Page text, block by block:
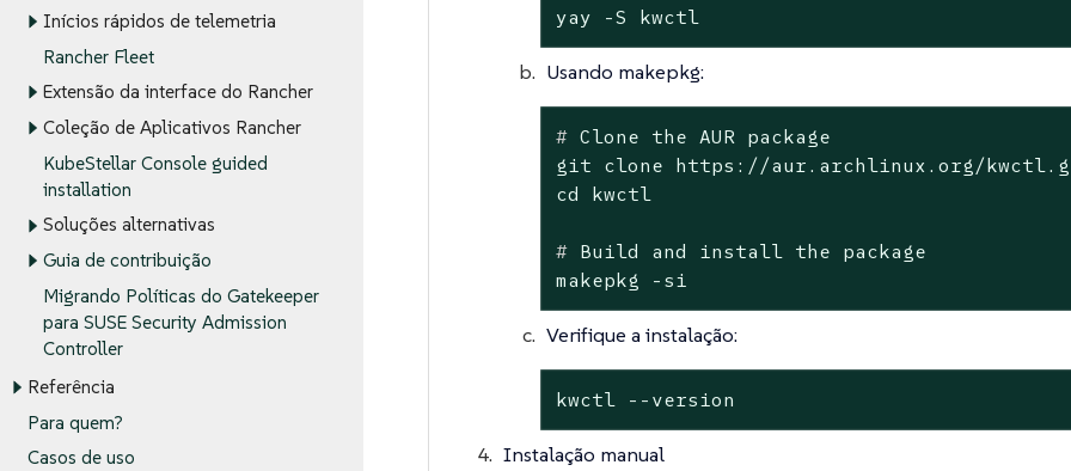
Inícios rápidos de telemetria
Rancher Fleet
Extensão da interface do Rancher
Coleção de Aplicativos Rancher
KubeStellar Console guided
installation
Soluções alternativas
Guia de contribuição
Migrando Políticas do Gatekeeper
para SUSE Security Admission
Controller
Referência
Para quem?
Casos de uso
yay -S kwctl
Usando makepkg:
# Clone the AUR package
git clone https://aur.archlinux.org/
# Build and install the package
makepkg -si
Verifique a instalação:
kwctl --version
Instalação manual